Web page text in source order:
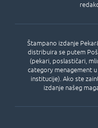
Štampano izdanje
distribuira se putem
(pekari, poslastičari,
category menagement
institucije). Ako ste
izdanje našeg